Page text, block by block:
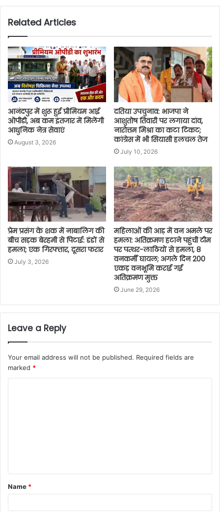
Related Articles
आनंदपुर में शुरू हुई प्रीमियम आई
ओपीडी, अब कम इंतजार में मिलेंगी
आधुनिक नेत्र सेवाएं
August 3, 2026
दतिया उपचुनाव: भाजपा ने
आशुतोष तिवारी पर लगाया दांव,
नारोत्तम मिश्रा का कटा टिकट;
कांग्रेस में भी सियासी हलचल तेज
July 10, 2026
प्रेम प्रसंग के शक में नाबालिग की
बीच सड़क बेरहमी से पिटाई: डंडों से
हमला; एक गिरफ्तार, दूसरा फरार
July 3, 2026
महिलाओं की आड़ में वन अमले पर
हमला: अतिक्रमण हटाने पहुंची टीम
पर पत्थर-लाठियों से हमला, 8
वनकर्मी घायल; अगले दिन 200
एकड़ वनभूमि कराई गई
अतिक्रमण मुक्त
June 29, 2026
Leave a Reply
Your email address will not be published. Required fields are
marked *
t
*
Name *